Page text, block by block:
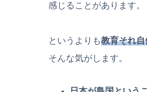
感じることがあります。
というよりも教育それ自
そんな気がします。